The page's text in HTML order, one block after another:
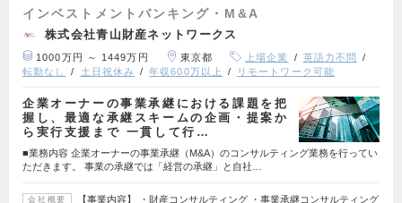
インベストメントバンキング・M&A
株式会社青山財産ネットワークス
1000万円 ～ 1449万円 東京都 上場企業
英語力不問
転勤なし
土日祝休み 年収600万以上 リモートワーク可能
企業オーナーの事業承継における課題を把
握し、最適な承継スキームの企画・提案か
ら実行支援まで 一貫して行…
■業務内容 企業オーナーの事業承継（M&A）のコンサルティング業務を行ってい
ただきます。 事業の承継では「経営の承継」と自社…
会社概要
【事業内容】 ・財産コンサルティング ・事業承継コンサルティング